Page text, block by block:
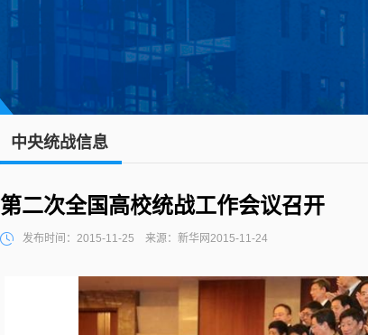
中央统战信息
第二次全国高校统战工作会议召开
发布时间：2015-11-25 来源：新华网2015-11-24